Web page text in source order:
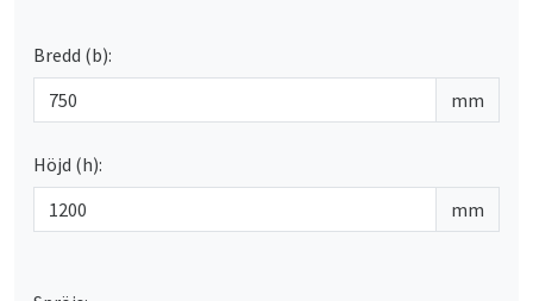
Bredd (b):
mm
Höjd (h):
mm